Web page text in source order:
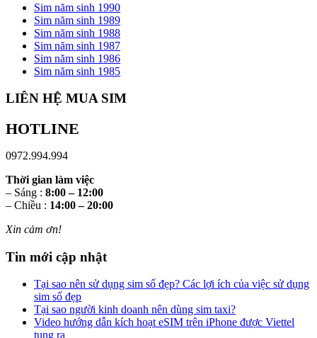
Sim năm sinh 1990
Sim năm sinh 1989
Sim năm sinh 1988
Sim năm sinh 1987
Sim năm sinh 1986
Sim năm sinh 1985
LIÊN HỆ MUA SIM
HOTLINE
0972.994.994
Thời gian làm việc
– Sáng : 8:00 – 12:00
– Chiều : 14:00 – 20:00
Xin cảm ơn!
Tin mới cập nhật
Tại sao nên sử dụng sim số đẹp? Các lợi ích của việc sử dụng
sim số đẹp
Tại sao người kinh doanh nên dùng sim taxi?
Video hướng dẫn kích hoạt eSIM trên iPhone được Viettel
tung ra